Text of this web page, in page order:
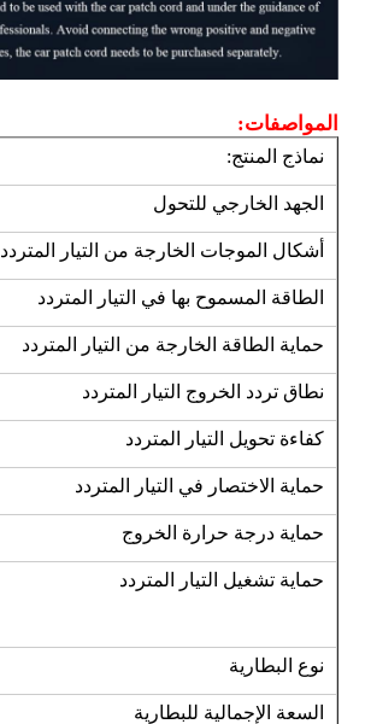
ضوء تحذير LED
مصدر الطاقة المحمول لتخزين الطاقة
ضوء LED عالي
المواصفات:
نماذج المنتج:
الجهد الخارجي للتحول
أشكال الموجات الخارجة من التيار المتردد
الطاقة المسموح بها في التيار المتردد
حماية الطاقة الخارجة من التيار المتردد
نطاق تردد الخروج التيار المتردد
كفاءة تحويل التيار المتردد
حماية الاختصار في التيار المتردد
حماية درجة حرارة الخروج
حماية تشغيل التيار المتردد
نوع البطارية
السعة الإجمالية للبطارية